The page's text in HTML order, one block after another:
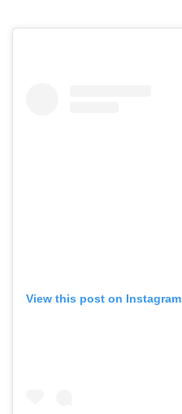
View this post on Instagram